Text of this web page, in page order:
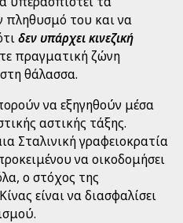
πληθυσμό του και να
δεν υπάρχει κινεζική
πραγματική ζώνη
θάλασσα.
να εξηγηθούν μέσα
αστικής τάξης.
Σταλινική γραφειοκρατία
να οικοδομήσει
ο στόχος της
είναι να διασφαλίσει